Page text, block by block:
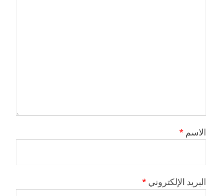
الاسم *
البريد الإلكتروني *